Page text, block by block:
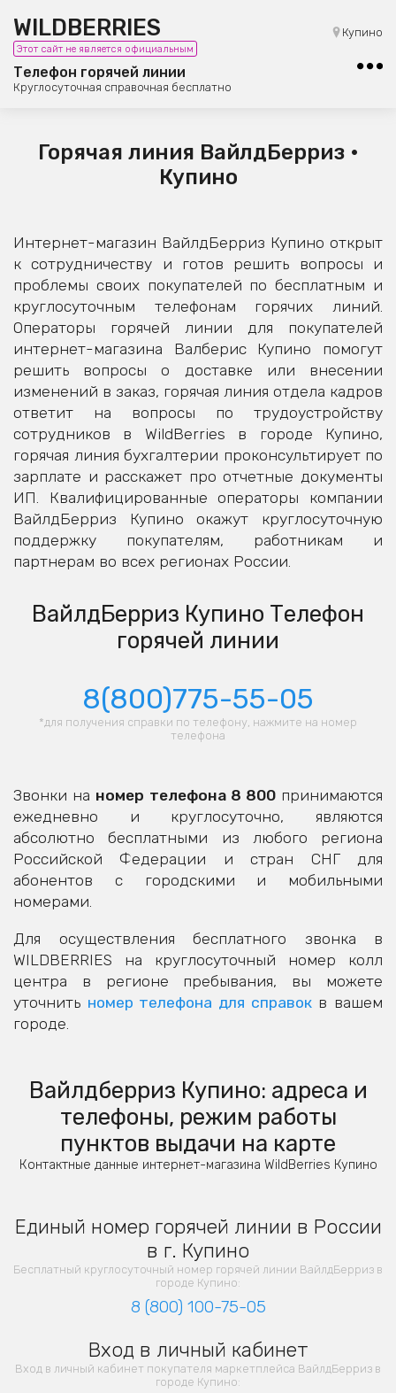
WILDBERRIES
Этот сайт не является официальным
Телефон горячей линии
Круглосуточная справочная бесплатно
Купино
8 (800) 101-42-23
Бесплатная юридическая консультация
Горячая линия ВайлдБерриз •
Купино
Интернет-магазин ВайлдБерриз Купино открыт
к сотрудничеству и готов решить вопросы и
проблемы своих покупателей по бесплатным и
круглосуточным телефонам горячих линий.
Операторы горячей линии для покупателей
интернет-магазина Валберис Купино помогут
решить вопросы о доставке или внесении
изменений в заказ, горячая линия отдела кадров
ответит на вопросы по трудоустройству
сотрудников в WildBerries в городе Купино,
горячая линия бухгалтерии проконсультирует по
зарплате и расскажет про отчетные документы
ИП. Квалифицированные операторы компании
ВайлдБерриз Купино окажут круглосуточную
поддержку покупателям, работникам и
партнерам во всех регионах России.
ВайлдБерриз Купино Телефон
горячей линии
8(800)775-55-05
*для получения справки по телефону, нажмите на номер
телефона
Звонки на номер телефона 8 800принимаются
ежедневно и круглосуточно, являются
абсолютно бесплатными из любого региона
Российской Федерации и стран СНГ для
абонентов с городскими и мобильными
номерами.
Для осуществления бесплатного звонка в
WILDBERRIES на круглосуточный номер колл
центра в регионе пребывания, вы можете
уточнить номер телефона для справокв вашем
городе.
Вайлдберриз Купино: адреса и
телефоны, режим работы
пунктов выдачи на карте
Контактные данные интернет-магазина WildBerries Купино
Единый номер горячей линии в России
в г. Купино
Бесплатный круглосуточный номер горячей линии ВайлдБерриз в
городе Купино:
8 (800) 100-75-05
Вход в личный кабинет
Вход в личный кабинет покупателя маркетплейса ВайлдБерриз в
городе Купино: